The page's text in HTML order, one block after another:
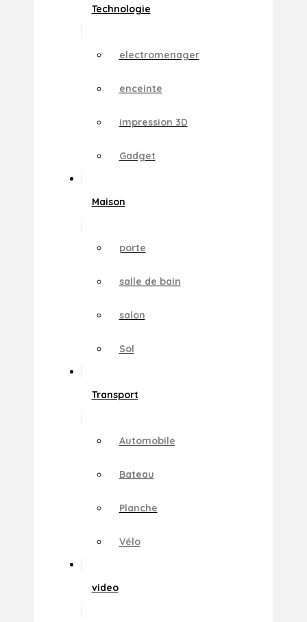
Technologie
electromenager
enceinte
impression 3D
Gadget
Maison
porte
salle de bain
salon
Sol
Transport
Automobile
Bateau
Planche
Vélo
video